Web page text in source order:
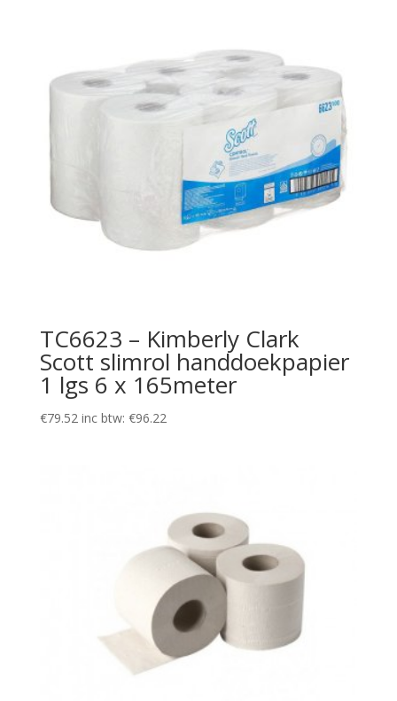
TC6623 – Kimberly Clark
Scott slimrol handdoekpapier
1 lgs 6 x 165meter
€79.52 inc btw: €96.22